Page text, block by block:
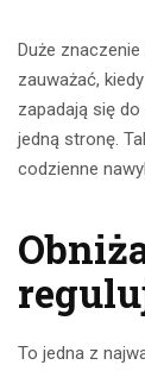
Duże
zauważać,
zapadają się
jedną stronę.
codzienne
To jedna z